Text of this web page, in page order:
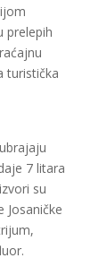
prelepih
turistička
7 litara
su
Josaničke